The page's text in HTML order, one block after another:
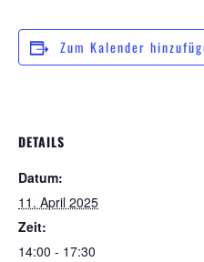
Zum Kalender
DETAILS
Datum:
11. April 2025
Zeit:
14:00 - 17:30